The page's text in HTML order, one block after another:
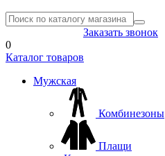
Заказать звонок
0
Каталог товаров
Мужская
Комбинезоны
Плащи